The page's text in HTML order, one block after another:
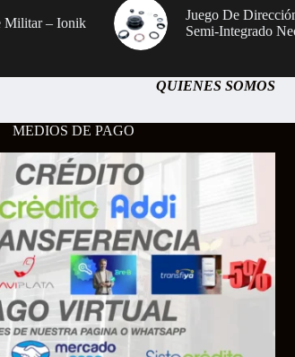
Militar – Ionik
Juego De
Semi-Integrado
QUIENES SOMOS
MEDIOS DE PAGO